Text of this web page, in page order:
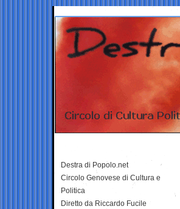
Destra di Popolo.net
Circolo Genovese di Cultura e
Politica
Diretto da Riccardo Fucile